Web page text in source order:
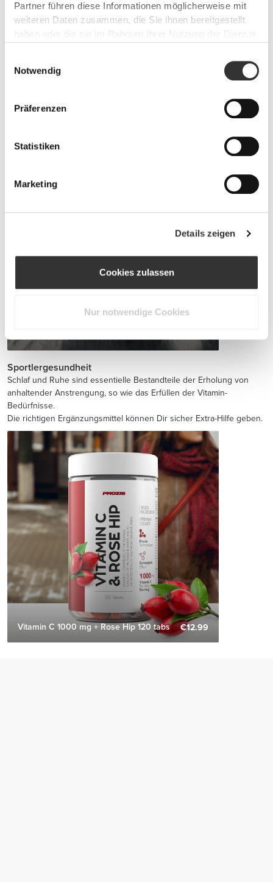
Partner führen diese Informationen möglicherweise mit
weiteren Daten zusammen, die Sie ihnen bereitgestellt
haben oder die sie im Rahmen Ihrer Nutzung der Dienste
Notwendig
Präferenzen
Statistiken
Marketing
Details zeigen
Cookies zulassen
Nur notwendige Cookies
PRO•CGT 400 g
Anhaltende körperliche Anstrengung belastet sehr die Gelenke.
Sportlergesundheit
Schlaf und Ruhe sind essentielle Bestandteile der Erholung von
anhaltender Anstrengung, so wie das Erfüllen der Vitamin-
Bedürfnisse.
Die richtigen Ergänzungsmittel können Dir sicher Extra-Hilfe geben.
Vitamin C 1000 mg + Rose Hip 120 tabs €12.99